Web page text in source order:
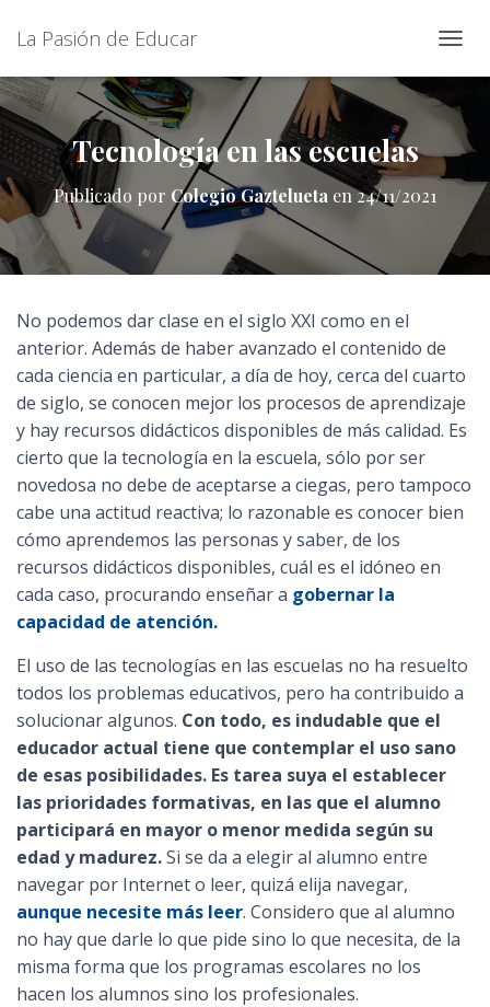
La Pasión de Educar
A
A
R
D
O
V
E
G
A
Ó
N
Tecnología en las escuelas
Publicado por Colegio Gaztelueta en24/11/2021
No podemos dar clase en el siglo XXI como en el
anterior. Además de haber avanzado el contenido de
cada ciencia en particular, a día de hoy, cerca del cuarto
de siglo, se conocen mejor los procesos de aprendizaje
y hay recursos didácticos disponibles de más calidad. Es
cierto que la tecnología en la escuela, sólo por ser
novedosa no debe de aceptarse a ciegas, pero tampoco
cabe una actitud reactiva; lo razonable es conocer bien
cómo aprendemos las personas y saber, de los
recursos didácticos disponibles, cuál es el idóneo en
cada caso, procurando enseñar a gobernar la
capacidad de atención.
El uso de las tecnologías en las escuelas no ha resuelto
todos los problemas educativos, pero ha contribuido a
solucionar algunos. Con todo, es indudable que el
educador actual tiene que contemplar el uso sano
de esas posibilidades. Es tarea suya el establecer
las prioridades formativas, en las que el alumno
participará en mayor o menor medida según su
edad y madurez.Si se da a elegir al alumno entre
navegar por Internet o leer, quizá elija navegar,
aunque necesite más leer. Considero que al alumno
no hay que darle lo que pide sino lo que necesita, de la
misma forma que los programas escolares no los
hacen los alumnos sino los profesionales.